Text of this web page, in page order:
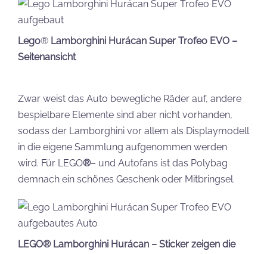
Lego® Lamborghini Hurácan Super Trofeo EVO –
Seitenansicht
Zwar weist das Auto bewegliche Räder auf, andere
bespielbare Elemente sind aber nicht vorhanden,
sodass der Lamborghini vor allem als Displaymodell
in die eigene Sammlung aufgenommen werden
wird. Für LEGO®– und Autofans ist das Polybag
demnach ein schönes Geschenk oder Mitbringsel.
LEGO® Lamborghini Hurácan – Sticker zeigen die